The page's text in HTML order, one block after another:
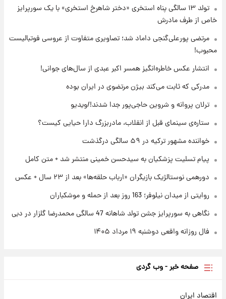
فال حافظ دوشنبه ۱۹ مرداد ماه ۱۴۰۵
فال روزانه واقعی دوشنبه ۱۹ مرداد ۱۴۰۵
۱ روز پیش
شد
تولد ۱۳ سالگی پناه استخری «دختر شاهرخ استخری» با یک سورپرایز
خاص از طرف مادرش
مرتضی پورعلی‌گنجی داماد شد؛ تصاویری متفاوت از عروسی فوتبالیست
محبوب!
انتشار عکس خاطره‌انگیز همسر اکبر عبدی از سال‌های جوانی!
مدرکی که ثابت می‌کند بیژن مرتضوی در ایران بوده
ترلان پروانه و شروین حاجی‌پور جدا شدند!/ویدیو
ستاره‌ی سینمای قبل از انقلاب، مادربزرگ دارا حیایی کیست؟
خواننده مشهور ترکیه در ۵۹ سالگی درگذشت
پیام تسلیت پزشکیان به سیدحسن خمینی منتشر شد + متن کامل
دورهمی نوستالژیک بازیگران «ارباب حلقه‌ها» بعد از ۲۳ سال + عکس
روایتی از میدان نیلوفر؛ 163 روز بعد از حمله و موشکباران
نگاهی به سورپرایز جشن تولد شاهانه 47 سالگی محمدرضا گلزار در دبی
فال روزانه واقعی دوشنبه ۱۹ مرداد ۱۴۰۵
صفحه خبر - وب گردی
اقتصاد ایران